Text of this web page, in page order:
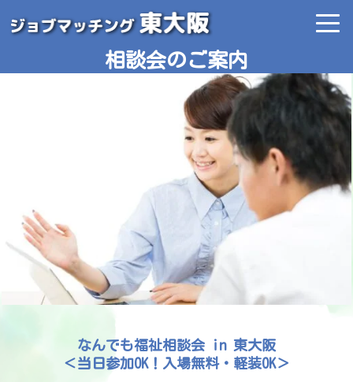
相談会のご案内
なんでも福祉相談会 in 東大阪
＜当日参加OK！入場無料・軽装OK＞